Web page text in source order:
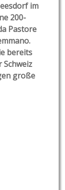
im
200-
Pastore
bereits
große